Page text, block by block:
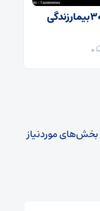
اهدای اعضای کودک ۶ ساله دامغانی به ۳ بیمار زندگی
۰
بخش‌های موردنیاز